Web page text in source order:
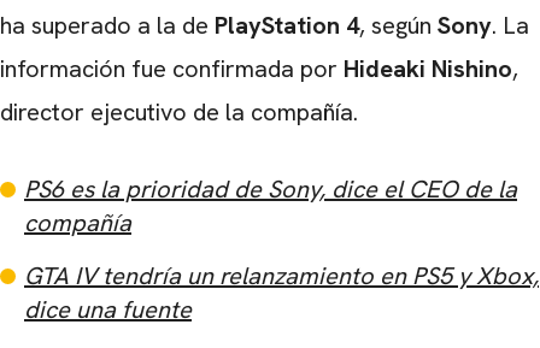
ha superado a la de PlayStation 4, según Sony. La
información fue confirmada por Hideaki Nishino,
director ejecutivo de la compañía.
PS6 es la prioridad de Sony, dice el CEO de la
compañía
GTA IV tendría un relanzamiento en PS5 y Xbox,
dice una fuente